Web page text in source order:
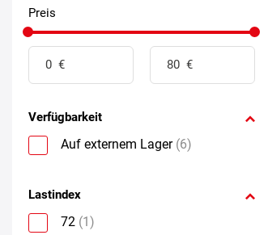
Preis
Verfügbarkeit
Auf externem Lager (6)
Lastindex
72 (1)